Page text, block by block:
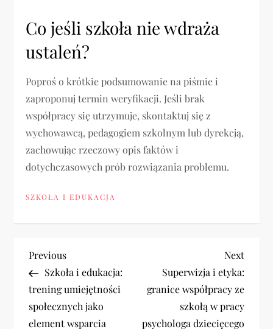
Co jeśli szkoła nie wdraża
ustaleń?
Poproś o krótkie podsumowanie na piśmie i
zaproponuj termin weryfikacji. Jeśli brak
współpracy się utrzymuje, skontaktuj się z
wychowawcą, pedagogiem szkolnym lub dyrekcją,
zachowując rzeczowy opis faktów i
dotychczasowych prób rozwiązania problemu.
SZKOŁA I EDUKACJA
N
a
w
Previous
Post
Previous
Szkoła i edukacja:
trening umiejętności
społecznych jako
element wsparcia
Next
Post
Next
Superwizja i etyka:
granice współpracy ze
szkołą w pracy
psychologa dziecięcego